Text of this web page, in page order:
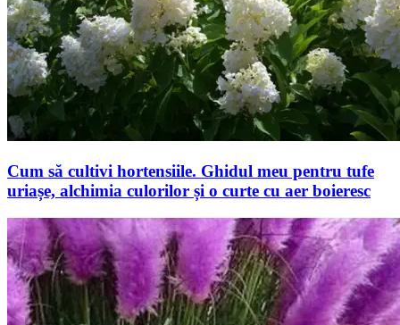
Cum să cultivi hortensiile. Ghidul meu pentru tufe
uriașe, alchimia culorilor și o curte cu aer boieresc